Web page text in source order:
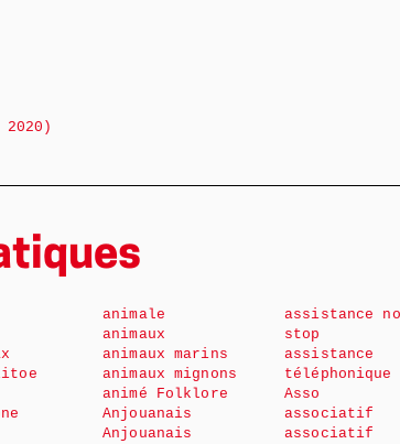
animale
animaux
animaux marins
animaux mignons
animé Folklore
Anjouanais
Anjouanais
assistance
stop
assistance
téléphonique
Asso
associatif
associatif